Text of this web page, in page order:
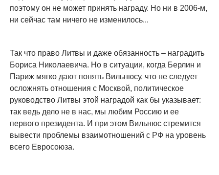
поэтому он не может принять награду. Но ни в 2006-м,
ни сейчас там ничего не изменилось...
Так что право Литвы и даже обязанность – наградить
Бориса Николаевича. Но в ситуации, когда Берлин и
Париж мягко дают понять Вильнюсу, что не следует
осложнять отношения с Москвой, политическое
руководство Литвы этой наградой как бы указывает:
так ведь дело не в нас, мы любим Россию и ее
первого президента. И при этом Вильнюс стремится
вывести проблемы взаимотношений с РФ на уровень
всего Евросоюза.